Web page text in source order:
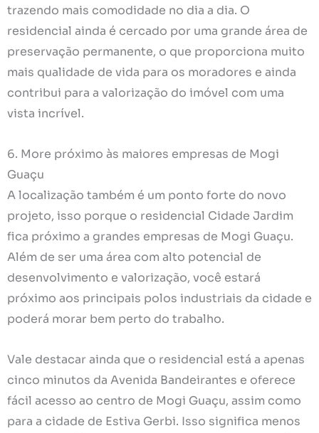
trazendo mais comodidade no dia a dia. O
residencial ainda é cercado por uma grande área de
preservação permanente, o que proporciona muito
mais qualidade de vida para os moradores e ainda
contribui para a valorização do imóvel com uma
vista incrível.
6. More próximo às maiores empresas de Mogi
Guaçu
A localização também é um ponto forte do novo
projeto, isso porque o residencial Cidade Jardim
fica próximo a grandes empresas de Mogi Guaçu.
Além de ser uma área com alto potencial de
desenvolvimento e valorização, você estará
próximo aos principais polos industriais da cidade e
poderá morar bem perto do trabalho.
Vale destacar ainda que o residencial está a apenas
cinco minutos da Avenida Bandeirantes e oferece
fácil acesso ao centro de Mogi Guaçu, assim como
para a cidade de Estiva Gerbi. Isso significa menos